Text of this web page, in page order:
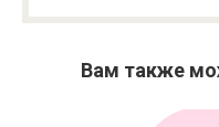
Вам также